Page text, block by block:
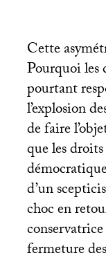
Cette
Pourquoi
pourtant
l’explosion
de faire
que les
d’un
choc en
fermeture